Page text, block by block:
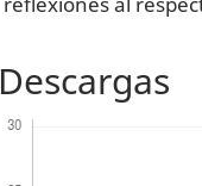
Descargas